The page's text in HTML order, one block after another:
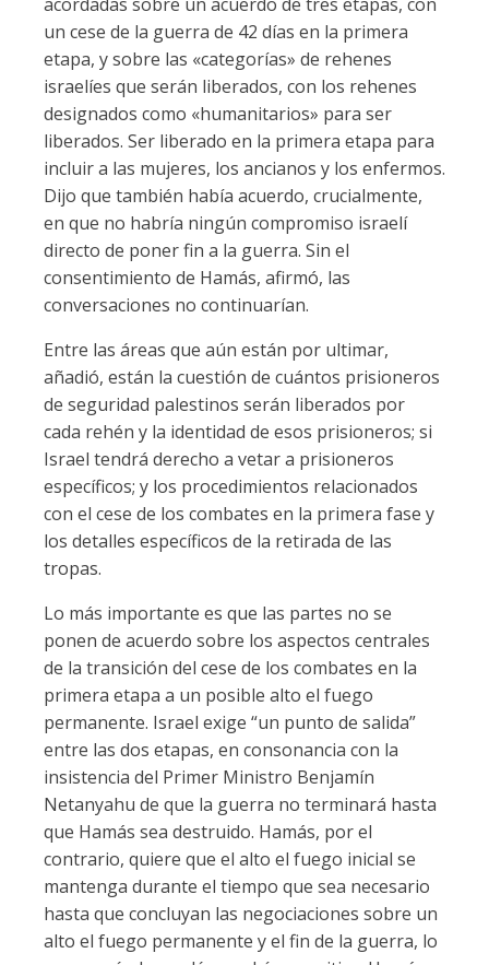
un cese de la guerra de 42 días en la primera
etapa, y sobre las «categorías» de rehenes
israelíes que serán liberados, con los rehenes
designados como «humanitarios» para ser
liberados. Ser liberado en la primera etapa para
incluir a las mujeres, los ancianos y los enfermos.
Dijo que también había acuerdo, crucialmente,
en que no habría ningún compromiso israelí
directo de poner fin a la guerra. Sin el
consentimiento de Hamás, afirmó, las
conversaciones no continuarían.
Entre las áreas que aún están por ultimar,
añadió, están la cuestión de cuántos prisioneros
de seguridad palestinos serán liberados por
cada rehén y la identidad de esos prisioneros; si
Israel tendrá derecho a vetar a prisioneros
específicos; y los procedimientos relacionados
con el cese de los combates en la primera fase y
los detalles específicos de la retirada de las
tropas.
Lo más importante es que las partes no se
ponen de acuerdo sobre los aspectos centrales
de la transición del cese de los combates en la
primera etapa a un posible alto el fuego
permanente. Israel exige “un punto de salida”
entre las dos etapas, en consonancia con la
insistencia del Primer Ministro Benjamín
Netanyahu de que la guerra no terminará hasta
que Hamás sea destruido. Hamás, por el
contrario, quiere que el alto el fuego inicial se
mantenga durante el tiempo que sea necesario
hasta que concluyan las negociaciones sobre un
alto el fuego permanente y el fin de la guerra, lo